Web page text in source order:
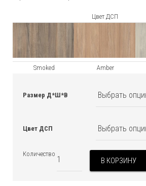
Шкафы
Цвет ДСП
Smoked Amber
Размер Д*Ш*В
Цвет ДСП
Количество
В КОРЗИНУ